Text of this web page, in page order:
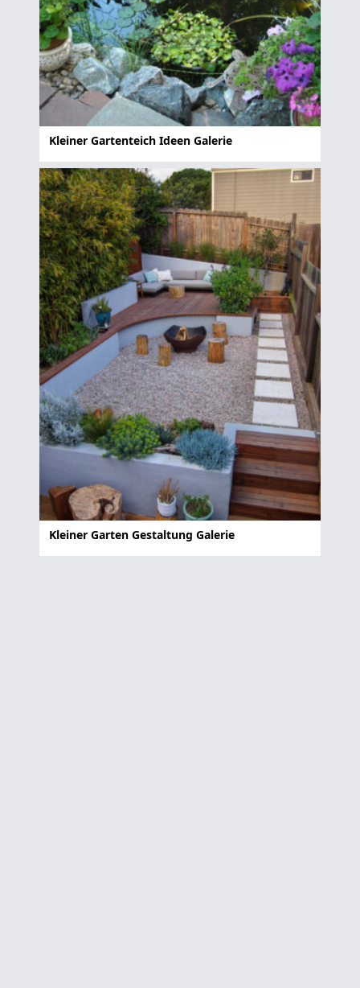
Kleiner Gartenteich Ideen Galerie
Kleiner Garten Gestaltung Galerie